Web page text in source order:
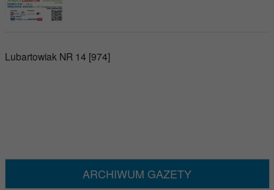
Lubartowiak NR 14 [974]
ARCHIWUM GAZETY